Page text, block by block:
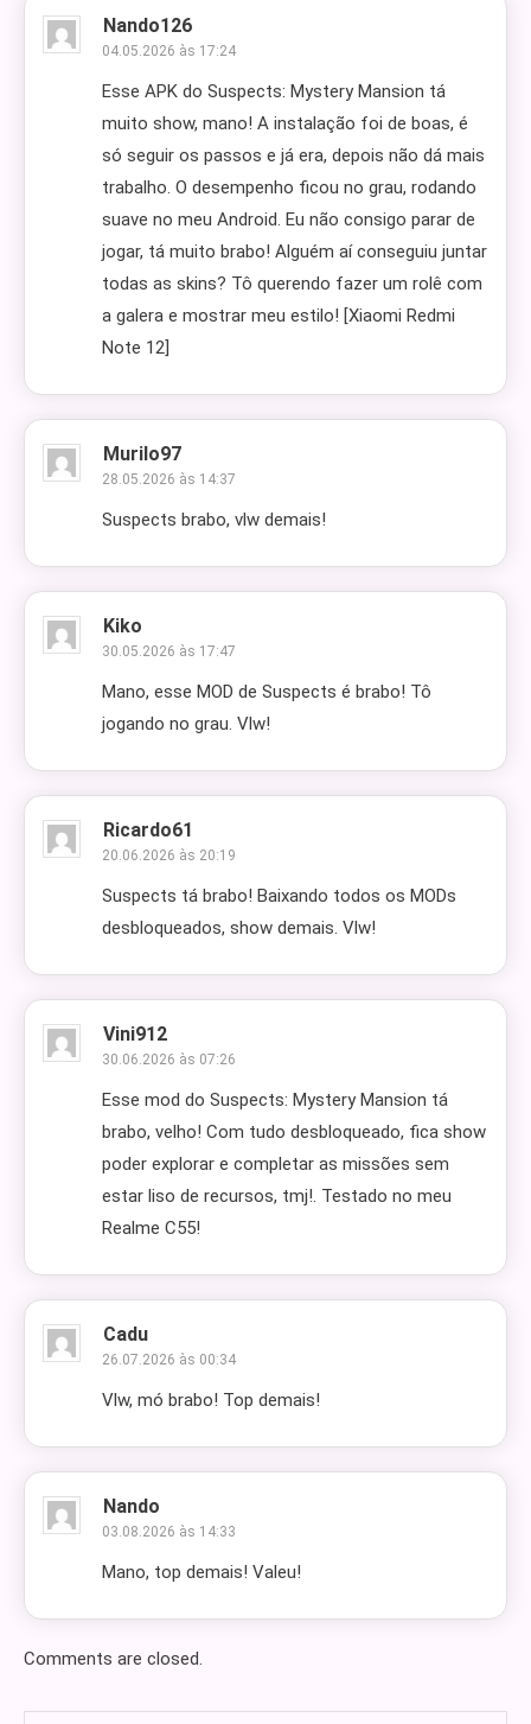
Nando126
04.05.2026 às 17:24
Esse APK do Suspects: Mystery Mansion tá
muito show, mano! A instalação foi de boas, é
só seguir os passos e já era, depois não dá mais
trabalho. O desempenho ficou no grau, rodando
suave no meu Android. Eu não consigo parar de
jogar, tá muito brabo! Alguém aí conseguiu juntar
todas as skins? Tô querendo fazer um rolê com
a galera e mostrar meu estilo! [Xiaomi Redmi
Note 12]
Murilo97
28.05.2026 às 14:37
Suspects brabo, vlw demais!
Kiko
30.05.2026 às 17:47
Mano, esse MOD de Suspects é brabo! Tô
jogando no grau. Vlw!
Ricardo61
20.06.2026 às 20:19
Suspects tá brabo! Baixando todos os MODs
desbloqueados, show demais. Vlw!
Vini912
30.06.2026 às 07:26
Esse mod do Suspects: Mystery Mansion tá
brabo, velho! Com tudo desbloqueado, fica show
poder explorar e completar as missões sem
estar liso de recursos, tmj!. Testado no meu
Realme C55!
Cadu
26.07.2026 às 00:34
Vlw, mó brabo! Top demais!
Nando
03.08.2026 às 14:33
Mano, top demais! Valeu!
Comments are closed.